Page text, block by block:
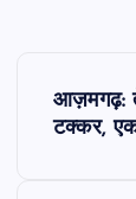
आज़मगढ़:
टक्कर,